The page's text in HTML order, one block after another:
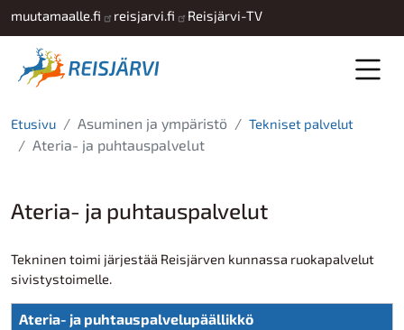
Hyppää pääsisältöön
muutamaalle.fi reisjarvi.fi Reisjärvi-TV
Etusivu Asuminen ja ympäristö Tekniset palvelut
Ateria- ja puhtauspalvelut
Ateria- ja puhtauspalvelut
Tekninen toimi järjestää Reisjärven kunnassa ruokapalvelut
sivistystoimelle.
Ateria- ja puhtauspalvelupäällikkö